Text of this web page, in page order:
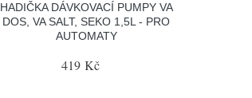
HADIČKA DÁVKOVACÍ PUMPY VA
DOS, VA SALT, SEKO 1,5L - PRO
AUTOMATY
419 Kč